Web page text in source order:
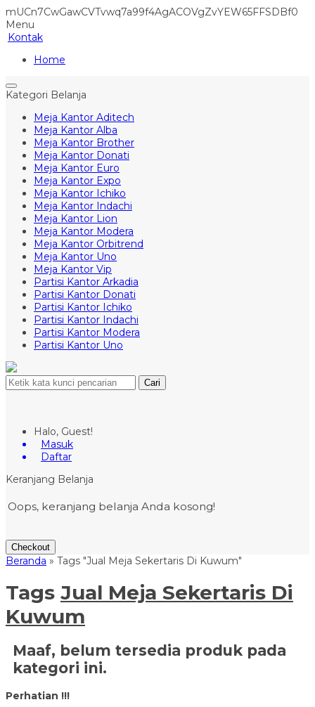
mUCn7CwGawCVTvwq7a99f4AgACOVgZvYEW65FFSDBf0
Menu
Kontak
Home
Kategori Belanja
Meja Kantor Aditech
Meja Kantor Alba
Meja Kantor Brother
Meja Kantor Donati
Meja Kantor Euro
Meja Kantor Expo
Meja Kantor Ichiko
Meja Kantor Indachi
Meja Kantor Lion
Meja Kantor Modera
Meja Kantor Orbitrend
Meja Kantor Uno
Meja Kantor Vip
Partisi Kantor Arkadia
Partisi Kantor Donati
Partisi Kantor Ichiko
Partisi Kantor Indachi
Partisi Kantor Modera
Partisi Kantor Uno
Cari
Halo, Guest!
Masuk
Daftar
Keranjang Belanja
Oops, keranjang belanja Anda kosong!
Checkout
Beranda » Tags "Jual Meja Sekertaris Di Kuwum"
Tags Jual Meja Sekertaris Di
Kuwum
Maaf, belum tersedia produk pada
kategori ini.
Perhatian !!!